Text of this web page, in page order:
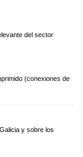
del sector
(conexiones de
y sobre los